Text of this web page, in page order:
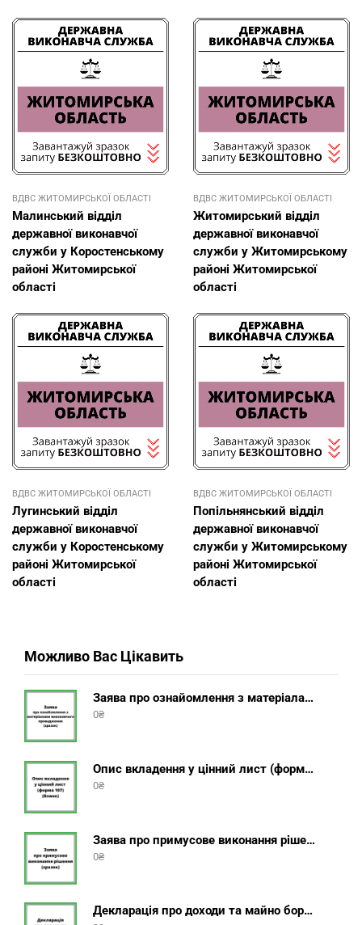
ВДВС ЖИТОМИРСЬКОЇ ОБЛАСТІ
Малинський відділ
державної виконавчої
служби у Коростенському
районі Житомирської
області
ВДВС ЖИТОМИРСЬКОЇ ОБЛАСТІ
Житомирський відділ
державної виконавчої
служби у Житомирському
районі Житомирської
області
ВДВС ЖИТОМИРСЬКОЇ ОБЛАСТІ
Лугинський відділ
державної виконавчої
служби у Коростенському
районі Житомирської
області
ВДВС ЖИТОМИРСЬКОЇ ОБЛАСТІ
Попільнянський відділ
державної виконавчої
служби у Житомирському
районі Житомирської
області
Можливо Вас Цікавить
Заява про ознайомлення з матеріалами виконавчого провадження (зразок, шаблон 2025 року)
0₴
Опис вкладення у цінний лист (форма 107) + інструкція відправлення цінного листа з описом вкладення
0₴
Заява про примусове виконання рішення (зразок, шаблон 2025 року)
0₴
Декларація про доходи та майно боржника фізичної особи (бланк) + інструкція